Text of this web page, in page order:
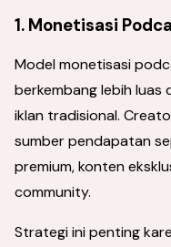
1. Monetisasi
Model monetisasi
berkembang lebih luas
iklan tradisional.
sumber pendapatan
premium, konten
community.
Strategi ini penting